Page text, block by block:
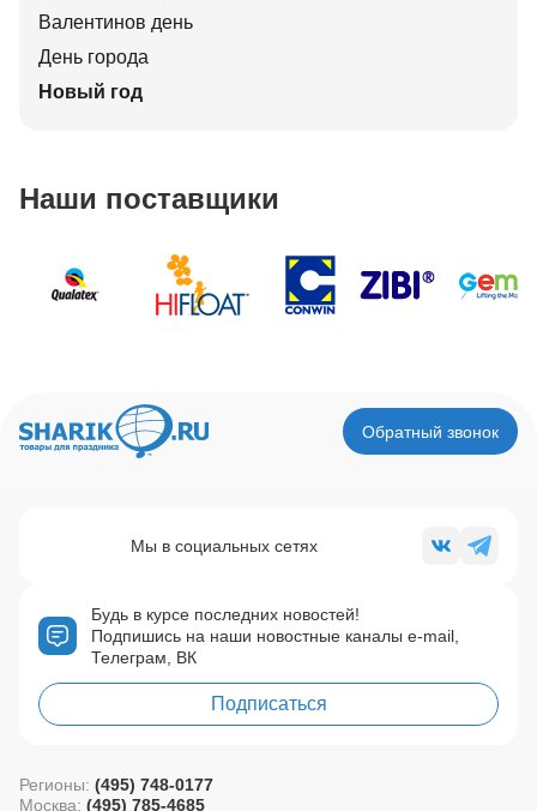
Валентинов день
День города
Новый год
Наши поставщики
Обратный звонок
Будь в курсе последних новостей!
Подпишись на наши новостные каналы e-mail,
Телеграм, ВК
Подписаться
Мы в социальных сетях
Регионы: (495) 748-0177
Москва: (495) 785-4685